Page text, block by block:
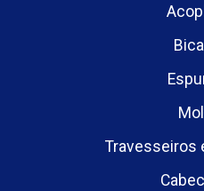
Travesseiros